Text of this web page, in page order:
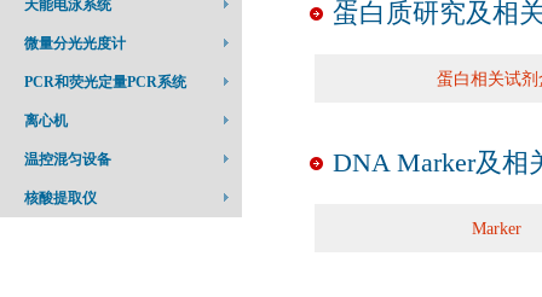
天能电泳系统
微量分光光度计
PCR和荧光定量PCR系统
离心机
温控混匀设备
核酸提取仪
蛋白质研究及相
蛋白相关试剂
DNA Marker及相
Marker